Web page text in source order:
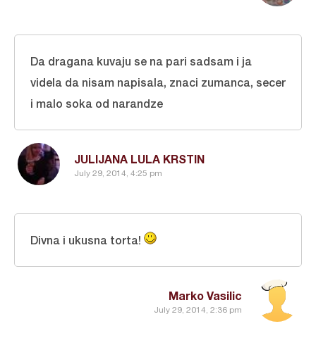
JULIJANA LULA KRSTIN
July 29, 2014, 4:25 pm
Da dragana kuvaju se na pari sadsam i ja
videla da nisam napisala, znaci zumanca, secer
i malo soka od narandze
Marko Vasilic
July 29, 2014, 2:36 pm
Divna i ukusna torta!